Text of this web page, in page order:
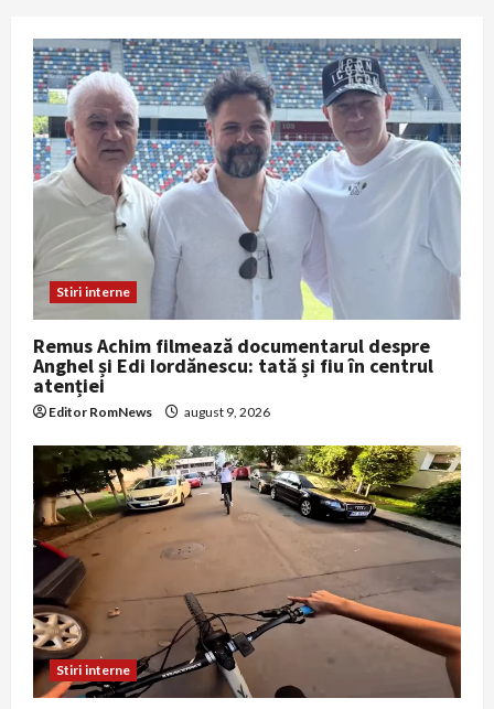
Stiri interne
Remus Achim filmează documentarul despre
Anghel și Edi Iordănescu: tată și fiu în centrul
atenției
Editor RomNews august 9, 2026
Stiri interne